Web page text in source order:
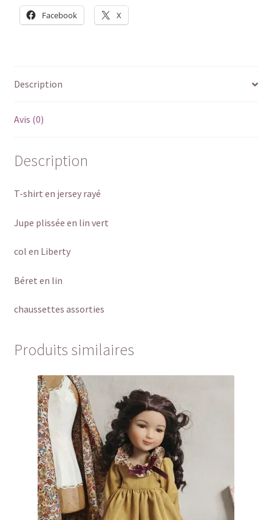
Little
Kidz
Facebook X
Description
Avis (0)
Description
T-shirt en jersey rayé
Jupe plissée en lin vert
col en Liberty
Béret en lin
chaussettes assorties
Produits similaires